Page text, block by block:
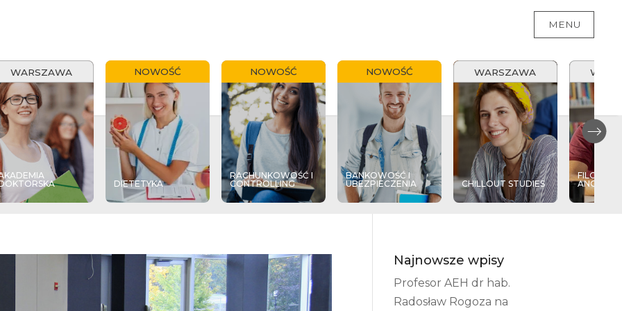
MENU
WARSZAWA
DIETETYKA
NOWOŚĆ
RACHUNKOWOŚĆ I
CONTROLLING
NOWOŚĆ
BANKOWOŚĆ I
UBEZPIECZENIA
NOWOŚĆ
CHILLOUT STUDIES
WARSZAWA
Najnowsze wpisy
Profesor AEH dr hab.
Radosław Rogoza na